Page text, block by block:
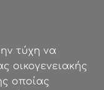
τύχη να
οικογενειακής
οποίας